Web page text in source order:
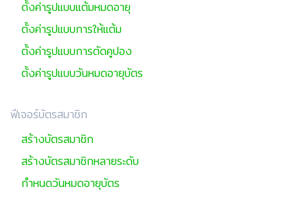
ตั้งค่ารูปแบบแต้มหมดอายุ
ตั้งค่ารูปแบบการให้แต้ม
ตั้งค่ารูปแบบการตัดคูปอง
ตั้งค่ารูปแบบวันหมดอายุบัตร
ฟีเจอร์บัตรสมาชิก
สร้างบัตรสมาชิก
สร้างบัตรสมาชิกหลายระดับ
กำหนดวันหมดอายุบัตร